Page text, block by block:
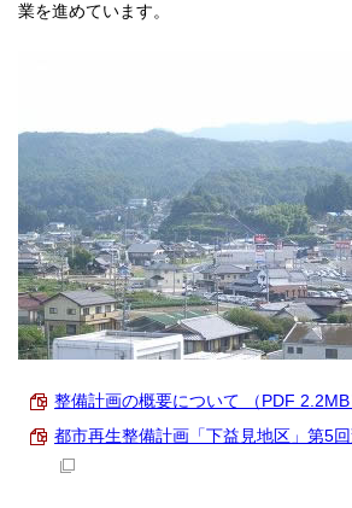
業を進めています。
整備計画の概要について （PDF 2.2MB
都市再生整備計画「下益見地区」第5回